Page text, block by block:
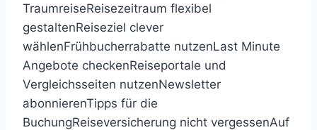
TraumreiseReisezeitraum flexibel
gestaltenReiseziel clever
wählenFrühbucherrabatte nutzenLast Minute
Angebote checkenReiseportale und
Vergleichsseiten nutzenNewsletter
abonnierenTipps für die
BuchungReiseversicherung nicht vergessenAuf